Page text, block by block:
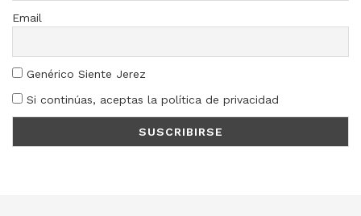
Email
Genérico Siente Jerez
Si continúas, aceptas la política de privacidad